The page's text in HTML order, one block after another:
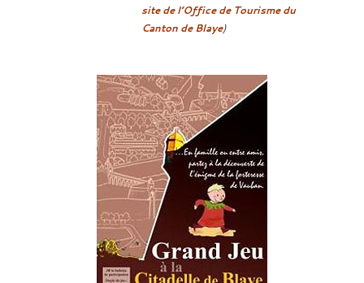
site de l’Office de Tourisme du
Canton de Blaye)